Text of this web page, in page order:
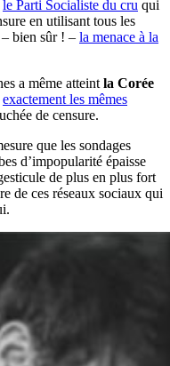
le Parti Socialiste du cru qui
en utilisant tous les
bien sûr ! – la menace à la
a même atteint la Corée
exactement les mêmes
de censure.
que les sondages
d’impopularité épaisse
de plus en plus fort
de ces réseaux sociaux qui